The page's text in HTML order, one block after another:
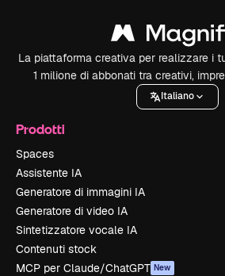
La piattaforma creativa per realizzare i
1 milione di abbonati tra creativi,
Italiano
Prodotti
Spaces
Assistente IA
Generatore di immagini IA
Generatore di video IA
Sintetizzatore vocale IA
Contenuti stock
MCP per Claude/ChatGPT New